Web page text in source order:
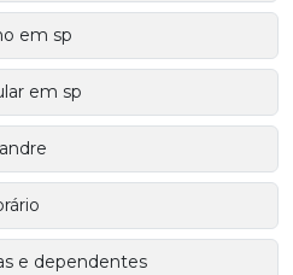
em sp
em sp
e dependentes